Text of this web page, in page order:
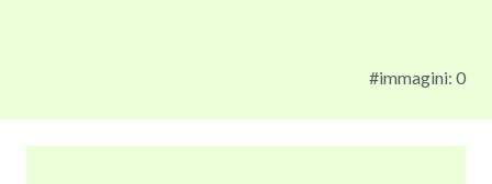
#immagini: 0